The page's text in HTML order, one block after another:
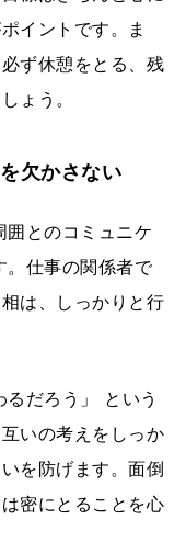
イントです。ま
ず休憩をとる、残
ょう。
欠かさない
とのコミュニケ
。仕事の関係者で
は、しっかりと行
だろう」 という
いの考えをしっか
を防げます。面倒
密にとることを心